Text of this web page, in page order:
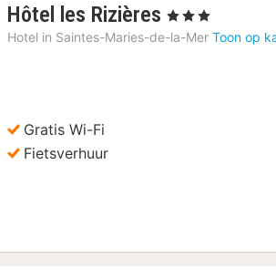
foto
Hôtel les Rizières 1
nacht
, 3 Sterren
Hotel in Saintes-Maries-de-la-Mer Toon op
Gratis Wi-Fi
Fietsverhuur